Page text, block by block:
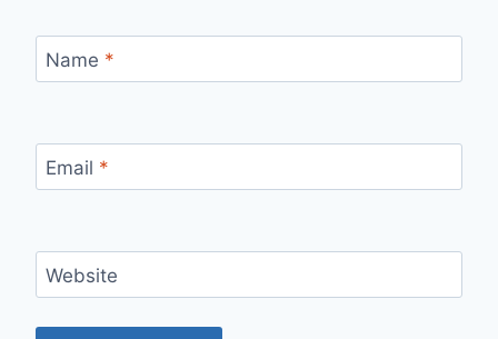
Name *
Email *
Website